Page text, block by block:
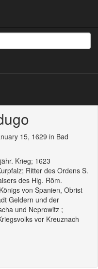
15, 1629 in Bad
Krieg; 1623
Ritter des Ordens S.
des Hlg. Röm.
von Spanien, Obrist
Geldern und der
und Neprowitz ;
vor Kreuznach